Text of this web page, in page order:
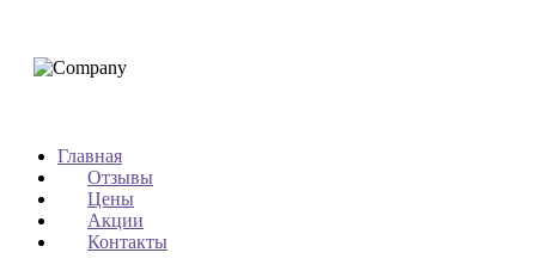
Главная
Отзывы
Цены
Акции
Контакты